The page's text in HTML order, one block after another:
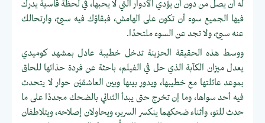
له أن يصل من دون أن يؤدي الأدوار التي لا يحبها، في لحظة قاسية يدرك
فيها الجميع سوء أن تكون على الهامش، فبقاؤك فيه سيئ، وارتحالك
عنه سيئ، ولا تجد عن السوء ملتحدًا.
ووسط هذه الحقيقة الحزينة تدخل خطيبة عادل بمشهد كوميدي
يعدل ميزان الكآبة الذي حل في الفيلم، باحثة عن فردة حذائها للحاق
بموعد عائلتها مع خطيبها، ويدور بينها وبين العاشقيَن حوار لا يتحدث
فيه أحد سواها، وما إن تخرج حتى يبدأ الثنائي بالضحك مجددًا على ما
حدث للتو، وأثناء ضحكهما ينكسر السرير، ويحاولان إصلاحه، ويتلاطفان